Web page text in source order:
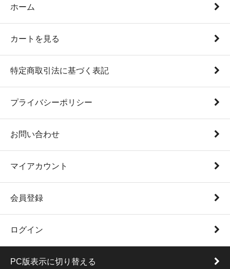
ホーム
カートを見る
特定商取引法に基づく表記
プライバシーポリシー
お問い合わせ
マイアカウント
会員登録
ログイン
PC版表示に切り替える